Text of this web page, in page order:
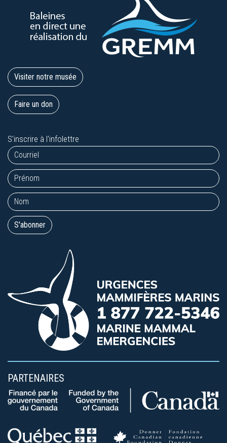
Visiter notre musée
Faire un don
S'inscrire à l'infolettre
PARTENAIRES